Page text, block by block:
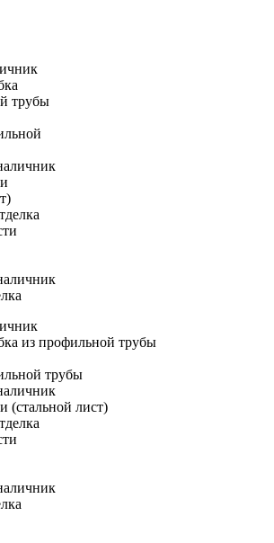
трубы
из профильной трубы
трубы
(стальной лист)